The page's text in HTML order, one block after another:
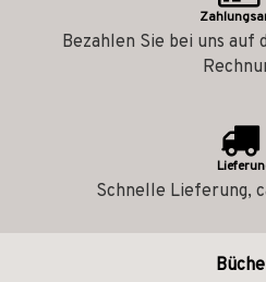
Bezahlen Sie bei uns
Schnelle Lieferung,